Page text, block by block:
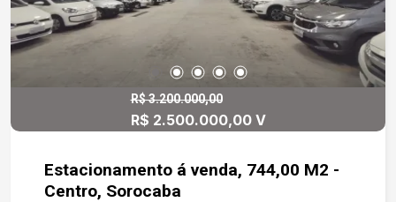
R$ 3.200.000,00
R$ 2.500.000,00 V
Estacionamento á venda, 744,00 M2 -
Centro, Sorocaba